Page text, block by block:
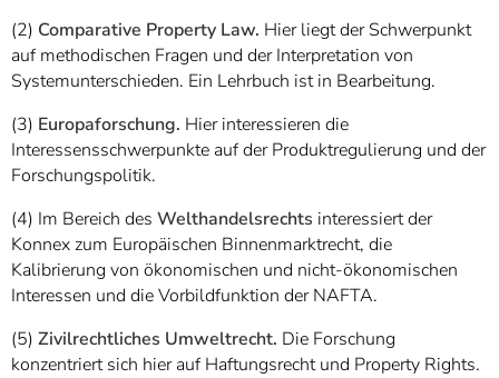
(2) Comparative Property Law. Hier liegt der Schwerpunkt
auf methodischen Fragen und der Interpretation von
Systemunterschieden. Ein Lehrbuch ist in Bearbeitung.
(3) Europaforschung. Hier interessieren die
Interessensschwerpunkte auf der Produktregulierung und der
Forschungspolitik.
(4) Im Bereich des Welthandelsrechts interessiert der
Konnex zum Europäischen Binnenmarktrecht, die
Kalibrierung von ökonomischen und nicht-ökonomischen
Interessen und die Vorbildfunktion der NAFTA.
(5) Zivilrechtliches Umweltrecht. Die Forschung
konzentriert sich hier auf Haftungsrecht und Property Rights.